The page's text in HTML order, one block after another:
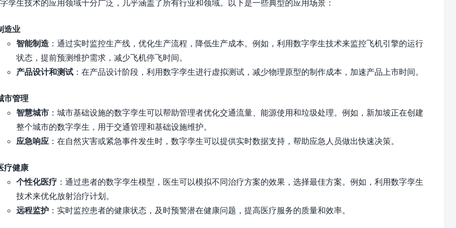
孪生技术的应用领域十分广泛，几乎涵盖了所有行业和领域。以下是一些典型的应用场景：
造业
智能制造 ：通过实时监控生产线，优化生产流程，降低生产成本。例如，利用数字孪生技术来监控飞机引擎的运行
状态，提前预测维护需求，减少飞机停飞时间。
产品设计和测试 ：在产品设计阶段，利用数字孪生进行虚拟测试，减少物理原型的制作成本，加速产品上市时间。
市管理
智慧城市 ：城市基础设施的数字孪生可以帮助管理者优化交通流量、能源使用和垃圾处理。例如，新加坡正在创建
整个城市的数字孪生，用于交通管理和基础设施维护。
应急响应 ：在自然灾害或紧急事件发生时，数字孪生可以提供实时数据支持，帮助应急人员做出快速决策。
疗健康
个性化医疗 ：通过患者的数字孪生模型，医生可以模拟不同治疗方案的效果，选择最佳方案。例如，利用数字孪生
技术来优化放射治疗计划。
远程监护 ：实时监控患者的健康状态，及时预警潜在健康问题，提高医疗服务的质量和效率。